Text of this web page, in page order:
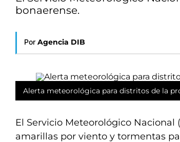
bonaerense.
Por Agencia DIB
Alerta meteorológica para distritos de la
El Servicio Meteorológico Nacional
amarillas por viento y tormentas